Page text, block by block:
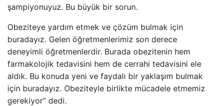
şampiyonuyuz. Bu büyük bir sorun.
Obeziteye yardım etmek ve çözüm bulmak için
buradayız. Gelen öğretmenlerimiz son derece
deneyimli öğretmenlerdir. Burada obezitenin hem
farmakolojik tedavisini hem de cerrahi tedavisini ele
aldık. Bu konuda yeni ve faydalı bir yaklaşım bulmak
için buradayız. Obeziteyle birlikte mücadele etmemiz
gerekiyor” dedi.